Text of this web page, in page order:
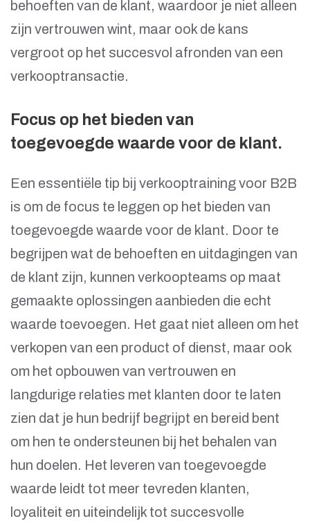
behoeften van de klant, waardoor je niet alleen
zijn vertrouwen wint, maar ook de kans
vergroot op het succesvol afronden van een
verkooptransactie.
Focus op het bieden van
toegevoegde waarde voor de klant.
Een essentiële tip bij verkooptraining voor B2B
is om de focus te leggen op het bieden van
toegevoegde waarde voor de klant. Door te
begrijpen wat de behoeften en uitdagingen van
de klant zijn, kunnen verkoopteams op maat
gemaakte oplossingen aanbieden die echt
waarde toevoegen. Het gaat niet alleen om het
verkopen van een product of dienst, maar ook
om het opbouwen van vertrouwen en
langdurige relaties met klanten door te laten
zien dat je hun bedrijf begrijpt en bereid bent
om hen te ondersteunen bij het behalen van
hun doelen. Het leveren van toegevoegde
waarde leidt tot meer tevreden klanten,
loyaliteit en uiteindelijk tot succesvolle